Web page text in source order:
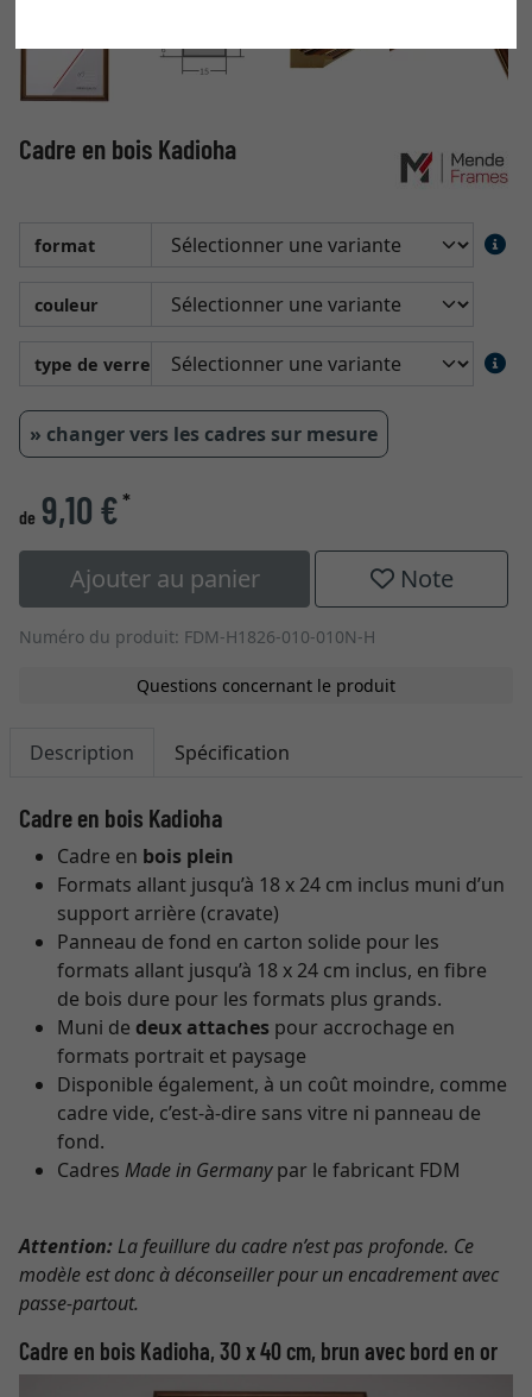
Cadre en bois Kadioha
format
couleur
type de verre
» changer vers les cadres sur mesure
de 9,10 €*
Ajouter au panier Note
Numéro du produit: FDM-H1826-010-010N-H
Questions concernant le produit
Description Spécification
Cadre en bois Kadioha
Cadre en bois plein
Formats allant jusqu’à 18 x 24 cm inclus muni d’un
support arrière (cravate)
Panneau de fond en carton solide pour les
formats allant jusqu’à 18 x 24 cm inclus, en fibre
de bois dure pour les formats plus grands.
Muni de deux attaches pour accrochage en
formats portrait et paysage
Disponible également, à un coût moindre, comme
cadre vide, c’est-à-dire sans vitre ni panneau de
fond.
Cadres Made in Germanypar le fabricant FDM
Attention: La feuillure du cadre n’est pas profonde. Ce
modèle est donc à déconseiller pour un encadrement avec
passe-partout.
Cadre en bois Kadioha, 30 x 40 cm, brun avec bord en or